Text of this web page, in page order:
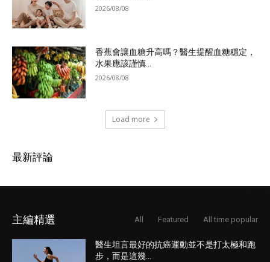
2026/08/08
香蕉會讓血糖升高嗎？醫生提醒血糖穩定，
水果應該謹慎...
2026/08/08
Load more
最新評論
主編精選 All Featured All time popular
醫生坦言最好的抗癌運動並不是打太極和跑
步，而是這幾...